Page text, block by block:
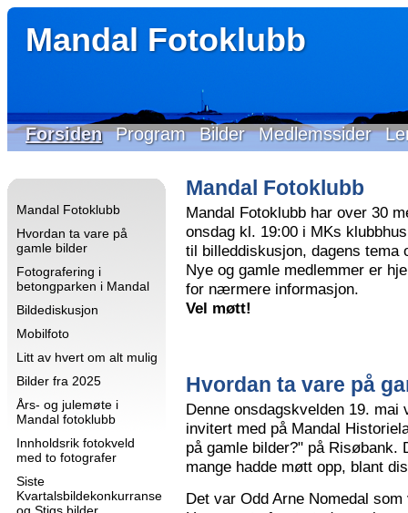
Mandal Fotoklubb
Forsiden Program Bilder Medlemssider
Mandal Fotoklubb
Hvordan ta vare på
gamle bilder
Fotografering i
betongparken i Mandal
Bildediskusjon
Mobilfoto
Litt av hvert om alt mulig
Bilder fra 2025
Års- og julemøte i
Mandal fotoklubb
Innholdsrik fotokveld
med to fotografer
Siste
Kvartalsbildekonkurranse
Mandal Fotoklubb
Mandal Fotoklubb har over 30
onsdag kl. 19:00 i MKs
til billeddiskusjon, dagens
Nye og gamle medlemmer er
for nærmere informasjon.
Vel møtt!
Hvordan ta vare på
Denne onsdagskvelden 19.
invitert med på Mandal
på gamle bilder?" på
mange hadde møtt opp, blant
Det var Odd Arne Nomedal